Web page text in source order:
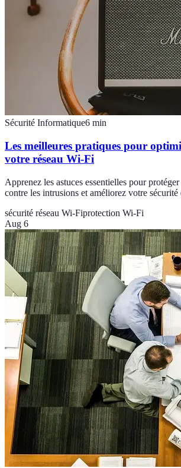
Sécurité Informatique6 min
Les meilleures pratiques pour
votre réseau Wi-Fi
Apprenez les astuces essentielles pour
contre les intrusions et améliorez votre sécurité
sécurité réseau Wi-Fiprotection Wi-Fi
Aug 6